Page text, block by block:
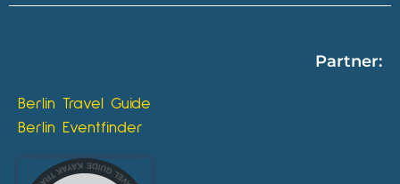
Partner:
Berlin Travel Guide
Berlin Eventfinder